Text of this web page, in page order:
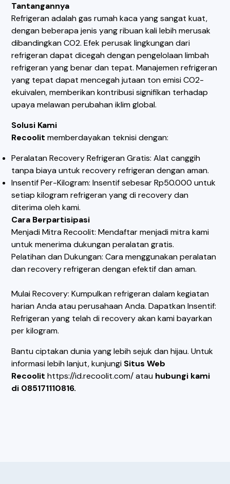
Tantangannya
Refrigeran adalah gas rumah kaca yang sangat kuat,
dengan beberapa jenis yang ribuan kali lebih merusak
dibandingkan CO2. Efek perusak lingkungan dari
refrigeran dapat dicegah dengan pengelolaan limbah
refrigeran yang benar dan tepat. Manajemen refrigeran
yang tepat dapat mencegah jutaan ton emisi CO2-
ekuivalen, memberikan kontribusi signifikan terhadap
upaya melawan perubahan iklim global.
Solusi Kami
Recoolit memberdayakan teknisi dengan:
Peralatan Recovery Refrigeran Gratis: Alat canggih
tanpa biaya untuk recovery refrigeran dengan aman.
Insentif Per-Kilogram: Insentif sebesar Rp50.000 untuk
setiap kilogram refrigeran yang di recovery dan
diterima oleh kami.
Cara Berpartisipasi
Menjadi Mitra Recoolit: Mendaftar menjadi mitra kami
untuk menerima dukungan peralatan gratis.
Pelatihan dan Dukungan: Cara menggunakan peralatan
dan recovery refrigeran dengan efektif dan aman.
Mulai Recovery: Kumpulkan refrigeran dalam kegiatan
harian Anda atau perusahaan Anda. Dapatkan Insentif:
Refrigeran yang telah di recovery akan kami bayarkan
per kilogram.
Bantu ciptakan dunia yang lebih sejuk dan hijau. Untuk
informasi lebih lanjut, kunjungi Situs Web
Recoolit https://id.recoolit.com/ atau hubungi kami
di 085171110816.